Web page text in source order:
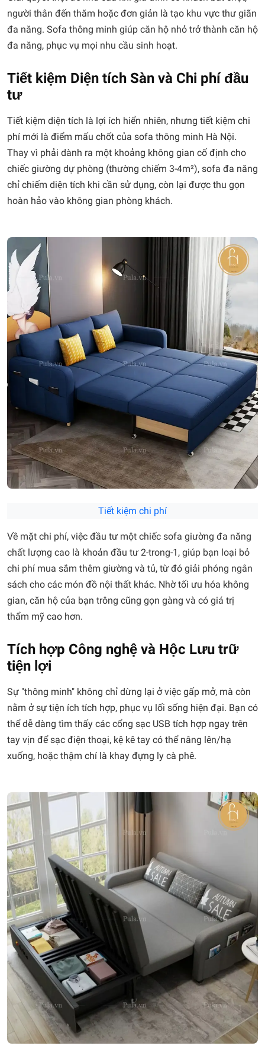
người thân đến thăm hoặc đơn giản là tạo khu vực thư giãn
đa năng. Sofa thông minh giúp căn hộ nhỏ trở thành căn hộ
đa năng, phục vụ mọi nhu cầu sinh hoạt.
Tiết kiệm Diện tích Sàn và Chi phí đầu
tư
Tiết kiệm diện tích là lợi ích hiển nhiên, nhưng tiết kiệm chi
phí mới là điểm mấu chốt của sofa thông minh Hà Nội.
Thay vì phải dành ra một khoảng không gian cố định cho
chiếc giường dự phòng (thường chiếm 3-4m²), sofa đa năng
chỉ chiếm diện tích khi cần sử dụng, còn lại được thu gọn
hoàn hảo vào không gian phòng khách.
Tiết kiệm chi phí
Về mặt chi phí, việc đầu tư một chiếc sofa giường đa năng
chất lượng cao là khoản đầu tư 2-trong-1, giúp bạn loại bỏ
chi phí mua sắm thêm giường và tủ, từ đó giải phóng ngân
sách cho các món đồ nội thất khác. Nhờ tối ưu hóa không
gian, căn hộ của bạn trông cũng gọn gàng và có giá trị
thẩm mỹ cao hơn.
Tích hợp Công nghệ và Hộc Lưu trữ
tiện lợi
Sự "thông minh" không chỉ dừng lại ở việc gấp mở, mà còn
nằm ở sự tiện ích tích hợp, phục vụ lối sống hiện đại. Bạn có
thể dễ dàng tìm thấy các cổng sạc USB tích hợp ngay trên
tay vịn để sạc điện thoại, kệ kê tay có thể nâng lên/hạ
xuống, hoặc thậm chí là khay đựng ly cà phê.